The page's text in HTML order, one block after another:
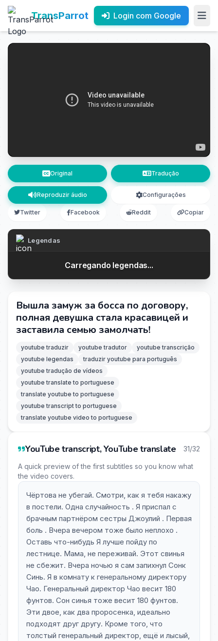
TransParrot Login com Google
Original Tradução
Reproduzir áudio Configurações
Twitter Facebook Reddit Copiar
Legendas
Carregando legendas...
Вышла замуж за босса по договору,
полная девушка стала красавицей и
заставила семью замолчать!
youtube traduzir youtube tradutor
youtube transcrição
youtube legendas
traduzir youtube para português
youtube tradução de vídeos
youtube translate to portuguese
translate youtube to portuguese
youtube transcript to portuguese
translate youtube video to portuguese
YouTube transcript, YouTube translate 31/32
A quick preview of the first subtitles so you know what
the video covers.
Чёртова не убегай. Смотри, как я тебя накажу
в постели. Одна случайность . Я приспал с
брачным партнёром сестры Джоулий . Первая
боль . Вчера вечером тоже было неплохо .
Оставь что-нибудь Я лучше пойду по
лестнице. Мама, не переживай. Этот свинья
не сбежит. Вчера ночью я сам запихнул Сонк
Синь. Я в комнату к генеральному директору
Чао. Генеральный директор Чао весит 180
фунтов. Сон синья тоже весит 180 фунтов.
Эти двое, как два проросенка, идеально
подходят друг другу. Кроме того, что
толстый генеральный директор, ещё и лысый,